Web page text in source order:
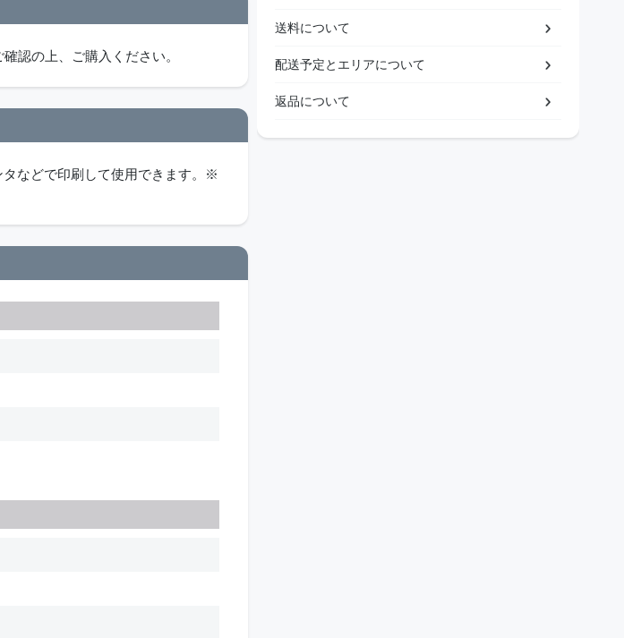
認の上、ご購入ください。
などで印刷して使用できます。※
送料について
配送予定とエリアについて
返品について